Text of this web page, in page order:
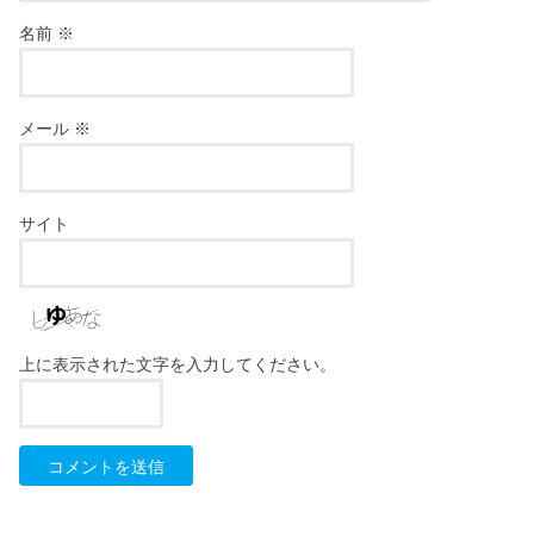
名前 ※
メール ※
サイト
上に表示された文字を入力してください。